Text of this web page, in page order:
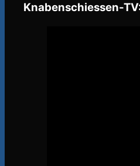
Knabenschiessen-